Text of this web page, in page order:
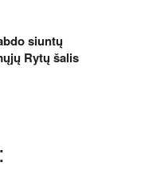
siuntų
Rytų šalis